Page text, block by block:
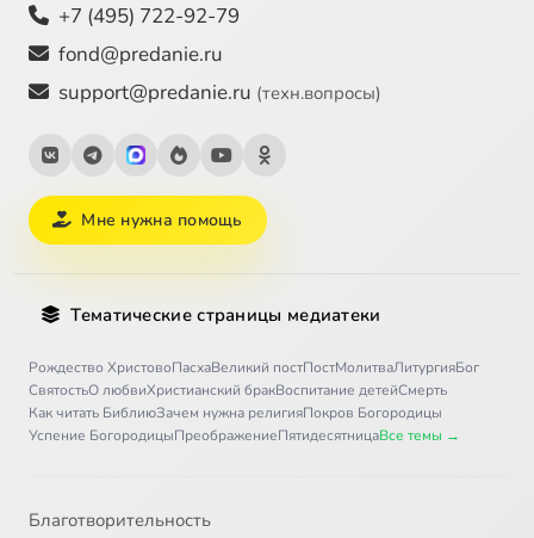
+7 (495) 722-92-79
fond@predanie.ru
support@predanie.ru (техн.вопросы)
Мне нужна помощь
Тематические страницы медиатеки
Рождество ХристовоПасхаВеликий постПостМолитваЛитургияБог
СвятостьО любвиХристианский бракВоспитание детейСмерть
Как читать БиблиюЗачем нужна религияПокров Богородицы
Успение БогородицыПреображениеПятидесятницаВсе темы →
Благотворительность